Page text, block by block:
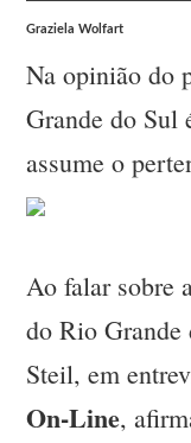
Graziela Wolfart
Na opinião do
Grande do Sul
assume o
Ao falar sobre
do Rio Grande
Steil, em
On-Line,